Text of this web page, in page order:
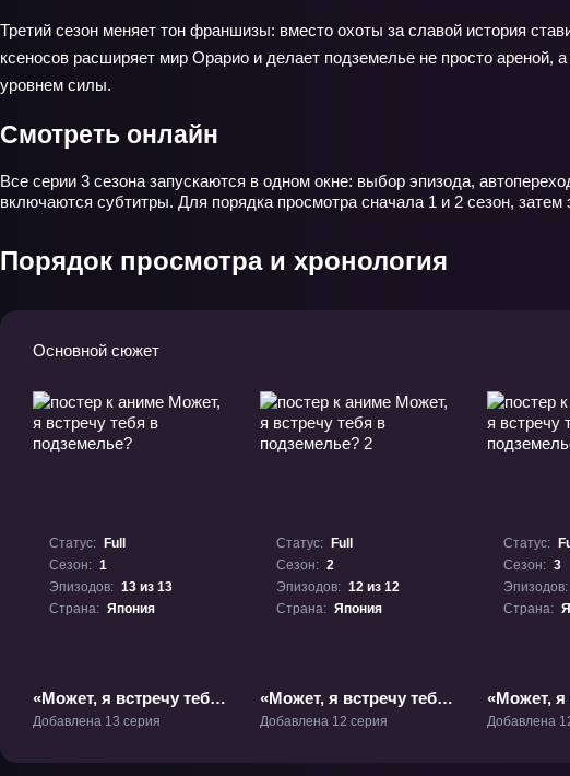
Третий сезон меняет тон франшизы: вместо охоты за славой история
ксеносов расширяет мир Орарио и делает подземелье не просто
уровнем силы.
Смотреть онлайн
Все серии 3 сезона запускаются в одном окне: выбор эпизода,
включаются субтитры. Для порядка просмотра сначала 1 и 2 сезон,
Порядок просмотра и хронология
Основной сюжет
Статус:
Full
Сезон: 1
Эпизодов: 13 из 13
Страна: Япония
«Может, я встречу тебя
в подземелье?» ТВ-1
Добавлена 13 серия
Статус:
Full
Сезон: 2
Эпизодов: 12 из 12
Страна: Япония
«Может, я встречу тебя
в подземелье? 2» ТВ-2
Добавлена 12 серия
Статус:
Сезон: 3
Эпизодов:
Страна:
«Может, я
в
Добавлена